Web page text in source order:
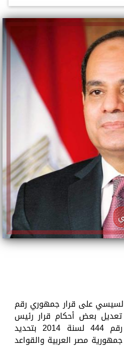
على قرار جمهوري رقم
بشأن تعديل بعض أحكام قرار رئيس
جمهورية مصر العربية رقم 444 لسنة 2014 بتحديد
مصر العربية والقواعد